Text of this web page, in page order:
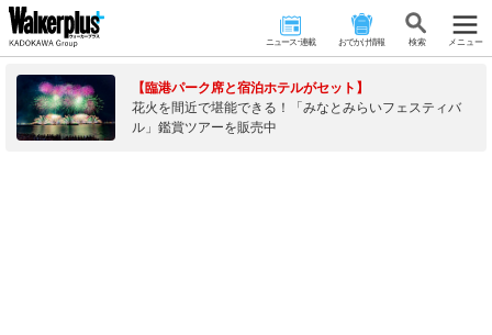
ニュース･連載 おでかけ情報 検 索 メニュー
【臨港パーク席と宿泊ホテルがセット】
花火を間近で堪能できる！「みなとみらいフェスティバ
ル」鑑賞ツアーを販売中